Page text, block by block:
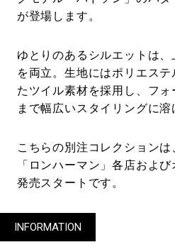
が登場します。
ゆとりのあるシルエットは
を両立。生地にはポリエス
たツイル素材を採用し、フ
まで幅広いスタイリングに溶
こちらの別注コレクション
「ロンハーマン」各店およ
発売スタートです。
INFORMATION